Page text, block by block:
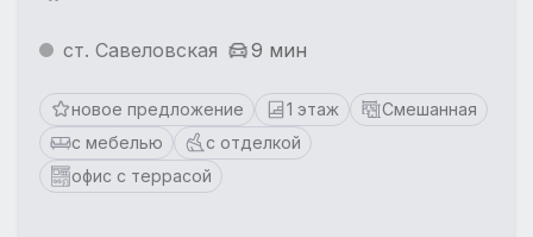
ст. Савеловская 9 мин
новое предложение 1 этаж
Смешанная
с мебелью
с отделкой
офис с террасой